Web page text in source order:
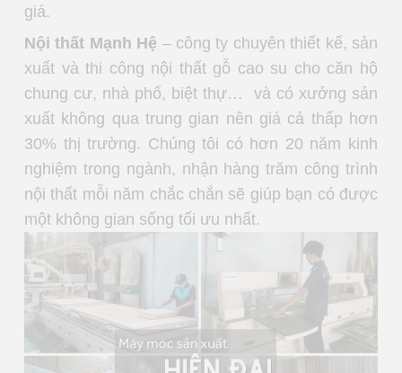
giá.
Nội thất Mạnh Hệ – công ty chuyên thiết kế, sản
xuất và thi công nội thất gỗ cao su cho căn hộ
chung cư, nhà phố, biệt thự… và có xưởng sản
xuất không qua trung gian nên giá cả thấp hơn
30% thị trường. Chúng tôi có hơn 20 năm kinh
nghiệm trong ngành, nhận hàng trăm công trình
nội thất mỗi năm chắc chắn sẽ giúp bạn có được
một không gian sống tối ưu nhất.